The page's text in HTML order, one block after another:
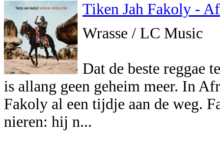
Tiken Jah Fakoly -
Wrasse / LC Music
Dat de beste reggae
is allang geen geheim meer. In
Fakoly al een tijdje aan de weg.
nieren: hij n...